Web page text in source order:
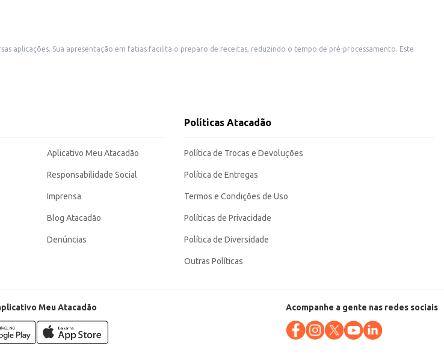
pré-processamento. Este
para quem busca qualidade e conveniência na utilização de cogumelos em suas preparações, seja em larga escala ou
Aplicativo Meu Atacadão
Responsabilidade Social
Imprensa
Blog Atacadão
Denúncias
Políticas Atacadão
Política de Trocas e Devoluções
Política de Entregas
Termos e Condições de Uso
Políticas de Privacidade
Política de Diversidade
Outras Políticas
Meu Atacadão Acompanhe a gente nas redes sociais